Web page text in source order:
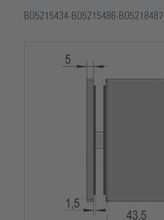
BO5215434-BO5215486-